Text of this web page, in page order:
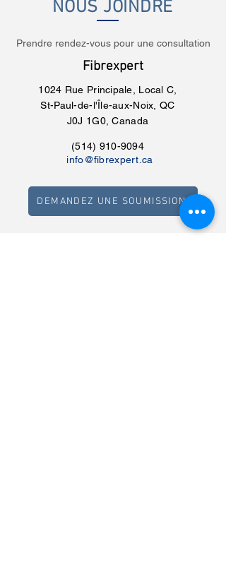
NOUS JOINDRE
Prendre rendez-vous pour une consultation
Fibrexpert
1024 Rue Principale, Local C,
St-Paul-de-l'Île-aux-Noix, QC
J0J 1G0, Canada
(514) 910-9094
info@fibrexpert.ca
DEMANDEZ UNE SOUMISSION